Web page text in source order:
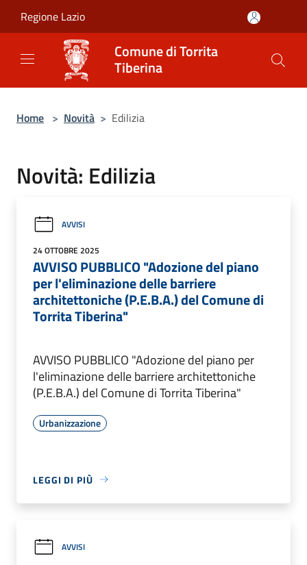
Regione Lazio
Comune di Torrita
Tiberina
Home > Novità > Edilizia
Novità: Edilizia
AVVISI
24 OTTOBRE 2025
AVVISO PUBBLICO "Adozione del piano
per l'eliminazione delle barriere
architettoniche (P.E.B.A.) del Comune di
Torrita Tiberina"
AVVISO PUBBLICO "Adozione del piano per
l'eliminazione delle barriere architettoniche
(P.E.B.A.) del Comune di Torrita Tiberina"
Urbanizzazione
LEGGI DI PIÙ
AVVISI